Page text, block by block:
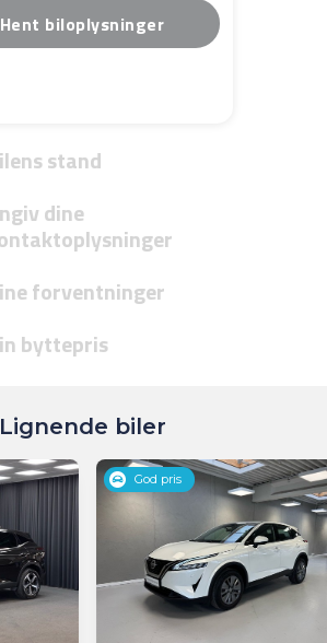
Lignende biler
God pris